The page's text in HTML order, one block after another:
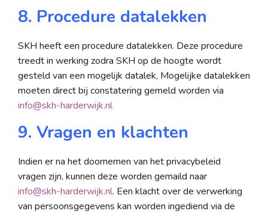
8. Procedure datalekken
SKH heeft een procedure datalekken. Deze procedure
treedt in werking zodra SKH op de hoogte wordt
gesteld van een mogelijk datalek, Mogelijke datalekken
moeten direct bij constatering gemeld worden via
info@skh-harderwijk.nl
9. Vragen en klachten
Indien er na het doornemen van het privacybeleid
vragen zijn, kunnen deze worden gemaild naar
info@skh-harderwijk.nl. Een klacht over de verwerking
van persoonsgegevens kan worden ingediend via de